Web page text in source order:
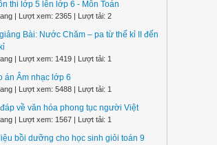
thi lớp 5 lên lớp 6 - Môn Toán
| Lượt xem: 2365 | Lượt tải: 2
Bài: Nước Chăm – pa từ thế kỉ II đến
| Lượt xem: 1419 | Lượt tải: 1
án Âm nhạc lớp 6
| Lượt xem: 5488 | Lượt tải: 1
về văn hóa phong tục người Việt
| Lượt xem: 1567 | Lượt tải: 1
bồi dưỡng cho học sinh giỏi toán 9